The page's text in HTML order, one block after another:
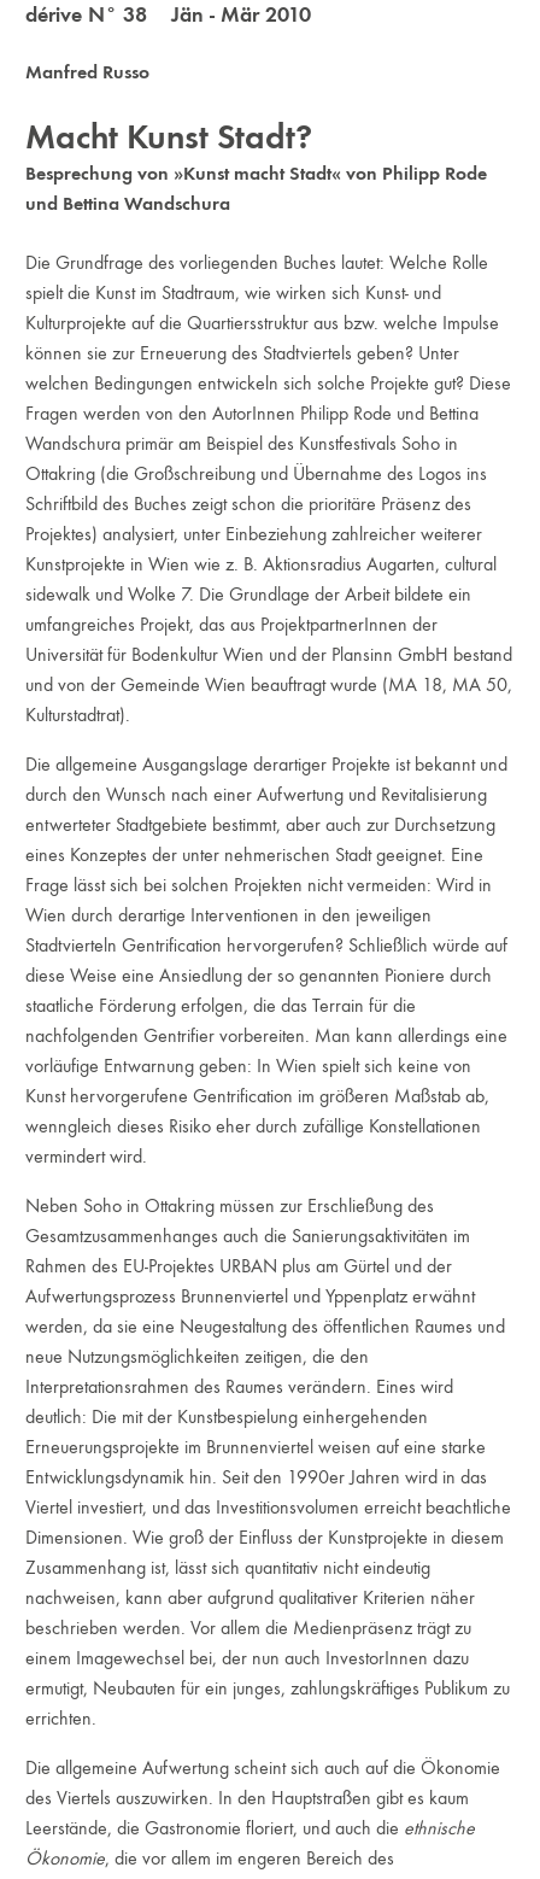
dérive N° 38 Jän - Mär 2010
Manfred Russo
Macht Kunst Stadt?
Besprechung von »Kunst macht Stadt« von Philipp Rode
und Bettina Wandschura
Die Grundfrage des vorliegenden Buches lautet: Welche Rolle
spielt die Kunst im Stadtraum, wie wirken sich Kunst- und
Kulturprojekte auf die Quartiersstruktur aus bzw. welche Impulse
können sie zur Erneuerung des Stadtviertels geben? Unter
welchen Bedingungen entwickeln sich solche Projekte gut? Diese
Fragen werden von den AutorInnen Philipp Rode und Bettina
Wandschura primär am Beispiel des Kunstfestivals Soho in
Ottakring (die Großschreibung und Übernahme des Logos ins
Schriftbild des Buches zeigt schon die prioritäre Präsenz des
Projektes) analysiert, unter Einbeziehung zahlreicher weiterer
Kunstprojekte in Wien wie z. B. Aktionsradius Augarten, cultural
sidewalk und Wolke 7. Die Grundlage der Arbeit bildete ein
umfangreiches Projekt, das aus ProjektpartnerInnen der
Universität für Bodenkultur Wien und der Plansinn GmbH bestand
und von der Gemeinde Wien beauftragt wurde (MA 18, MA 50,
Kulturstadtrat).
Die allgemeine Ausgangslage derartiger Projekte ist bekannt und
durch den Wunsch nach einer Aufwertung und Revitalisierung
entwerteter Stadtgebiete bestimmt, aber auch zur Durchsetzung
eines Konzeptes der unter nehmerischen Stadt geeignet. Eine
Frage lässt sich bei solchen Projekten nicht vermeiden: Wird in
Wien durch derartige Interventionen in den jeweiligen
Stadtvierteln Gentrification hervorgerufen? Schließlich würde auf
diese Weise eine Ansiedlung der so genannten Pioniere durch
staatliche Förderung erfolgen, die das Terrain für die
nachfolgenden Gentrifier vorbereiten. Man kann allerdings eine
vorläufige Entwarnung geben: In Wien spielt sich keine von
Kunst hervorgerufene Gentrification im größeren Maßstab ab,
wenngleich dieses Risiko eher durch zufällige Konstellationen
vermindert wird.
Neben Soho in Ottakring müssen zur Erschließung des
Gesamtzusammenhanges auch die Sanierungsaktivitäten im
Rahmen des EU-Projektes URBAN plus am Gürtel und der
Aufwertungsprozess Brunnenviertel und Yppenplatz erwähnt
werden, da sie eine Neugestaltung des öffentlichen Raumes und
neue Nutzungsmöglichkeiten zeitigen, die den
Interpretationsrahmen des Raumes verändern. Eines wird
deutlich: Die mit der Kunstbespielung einhergehenden
Erneuerungsprojekte im Brunnenviertel weisen auf eine starke
Entwicklungsdynamik hin. Seit den 1990er Jahren wird in das
Viertel investiert, und das Investitionsvolumen erreicht beachtliche
Dimensionen. Wie groß der Einfluss der Kunstprojekte in diesem
Zusammenhang ist, lässt sich quantitativ nicht eindeutig
nachweisen, kann aber aufgrund qualitativer Kriterien näher
beschrieben werden. Vor allem die Medienpräsenz trägt zu
einem Imagewechsel bei, der nun auch InvestorInnen dazu
ermutigt, Neubauten für ein junges, zahlungskräftiges Publikum zu
errichten.
Die allgemeine Aufwertung scheint sich auch auf die Ökonomie
des Viertels auszuwirken. In den Hauptstraßen gibt es kaum
Leerstände, die Gastronomie floriert, und auch die ethnische
Ökonomie, die vor allem im engeren Bereich des